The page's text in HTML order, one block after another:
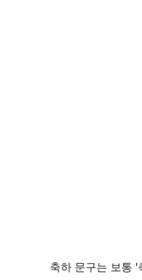
축하 문구는 보통 '